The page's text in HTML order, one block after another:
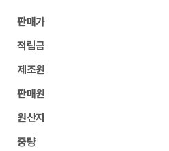
판매가
적립금
제조원
판매원
원산지
중량